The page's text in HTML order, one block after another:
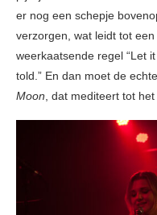
er nog een schepje
verzorgen, wat leidt tot
weerkaatsende regel “Let
told.” En dan moet de
Moon, dat mediteert tot